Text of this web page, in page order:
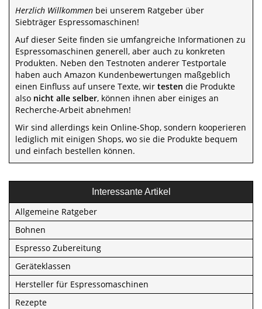
Herzlich Willkommen bei unserem Ratgeber über
Siebträger Espressomaschinen!
Auf dieser Seite finden sie umfangreiche Informationen zu
Espressomaschinen generell, aber auch zu konkreten
Produkten. Neben den Testnoten anderer Testportale
haben auch Amazon Kundenbewertungen maßgeblich
einen Einfluss auf unsere Texte, wir testen die Produkte
also nicht alle selber, können ihnen aber einiges an
Recherche-Arbeit abnehmen!
Wir sind allerdings kein Online-Shop, sondern kooperieren
lediglich mit einigen Shops, wo sie die Produkte bequem
und einfach bestellen können.
Interessante Artikel
Allgemeine Ratgeber
Bohnen
Espresso Zubereitung
Geräteklassen
Hersteller für Espressomaschinen
Rezepte